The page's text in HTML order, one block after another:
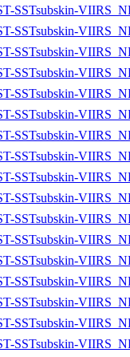
SSTsubskin-
SSTsubskin-
SSTsubskin-
SSTsubskin-
SSTsubskin-
SSTsubskin-
SSTsubskin-
SSTsubskin-
SSTsubskin-
SSTsubskin-
SSTsubskin-
SSTsubskin-
SSTsubskin-
SSTsubskin-
SSTsubskin-
SSTsubskin-
SSTsubskin-